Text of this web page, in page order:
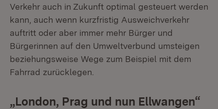
Verkehr auch in Zukunft optimal gesteuert werden
kann, auch wenn kurzfristig Ausweichverkehr
auftritt oder aber immer mehr Bürger und
Bürgerinnen auf den Umweltverbund umsteigen
beziehungsweise Wege zum Beispiel mit dem
Fahrrad zurücklegen.
„London, Prag und nun Ellwangen“